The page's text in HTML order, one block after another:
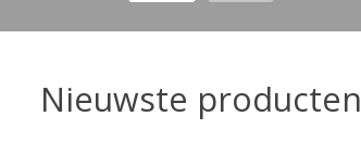
Nieuwste producten